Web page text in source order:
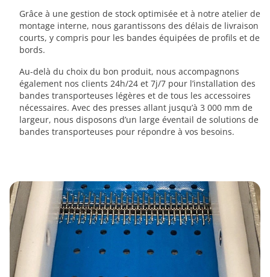
Grâce à une gestion de stock optimisée et à notre atelier de
montage interne, nous garantissons des délais de livraison
courts, y compris pour les bandes équipées de profils et de
bords.
Au-delà du choix du bon produit, nous accompagnons
également nos clients 24h/24 et 7j/7 pour l’installation des
bandes transporteuses légères et de tous les accessoires
nécessaires. Avec des presses allant jusqu’à 3 000 mm de
largeur, nous disposons d’un large éventail de solutions de
bandes transporteuses pour répondre à vos besoins.